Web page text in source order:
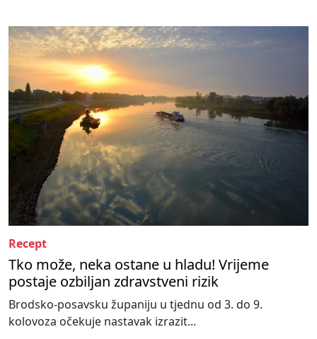
Recept
Tko može, neka ostane u hladu! Vrijeme
postaje ozbiljan zdravstveni rizik
Brodsko-posavsku županiju u tjednu od 3. do 9.
kolovoza očekuje nastavak izrazit...